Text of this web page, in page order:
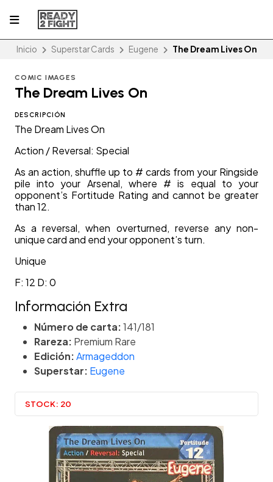
Inicio Superstar Cards Eugene The Dream Lives On
COMIC IMAGES
The Dream Lives On
DESCRIPCIÓN
The Dream Lives On
Action / Reversal: Special
As an action, shuffle up to # cards from your Ringside
pile into your Arsenal, where # is equal to your
opponent’s Fortitude Rating and cannot be greater
than 12.
As a reversal, when overturned, reverse any non-
unique card and end your opponent’s turn.
Unique
F: 12 D: 0
Información Extra
Número de carta:141/181
Rareza: Premium Rare
Edición:Armageddon
Superstar: Eugene
STOCK: 20